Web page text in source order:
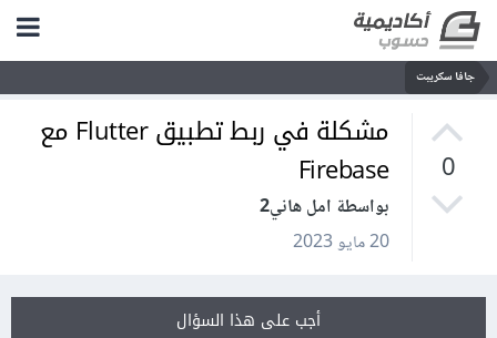
جافا سكريبت
0
مشكلة في ربط تطبيق Flutter مع
Firebase
بواسطة امل هاني2
20 مايو 2023
أجب على هذا السؤال